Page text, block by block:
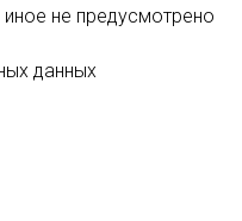
иное не предусмотрено
данных